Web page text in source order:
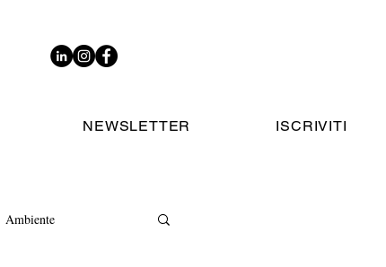
NEWSLETTER ISCRIVITI
Ambiente